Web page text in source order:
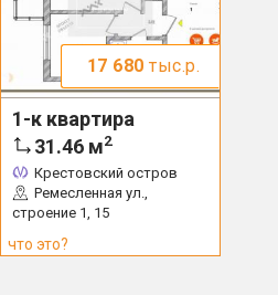
17 680 тыс.р.
1-к квартира
31.46 м2
Крестовский остров
Ремесленная ул.,
строение 1, 15
что это?